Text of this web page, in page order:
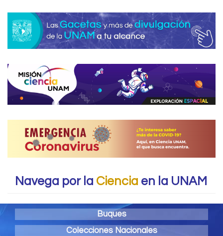
Navega por la Ciencia en la UNAM
Buques
Colecciones Nacionales